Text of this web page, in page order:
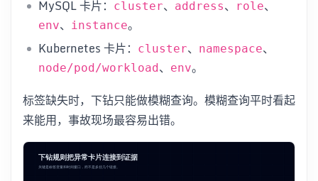
MySQL 卡片：
cluster、 address、 role、
env、 instance。
Kubernetes 卡片：
cluster、 namespace、
node/pod/workload、 env。
标签缺失时，下钻只能做模糊查询。模糊查询平时看起
来能用，事故现场最容易出错。